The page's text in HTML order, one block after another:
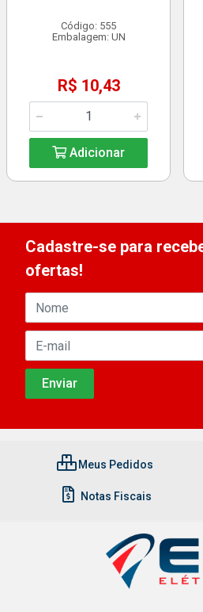
Código: 555
Embalagem: UN
R$ 10,43
Adicionar
Cadastre-se para
ofertas!
Meus Pedidos
Notas Fiscais